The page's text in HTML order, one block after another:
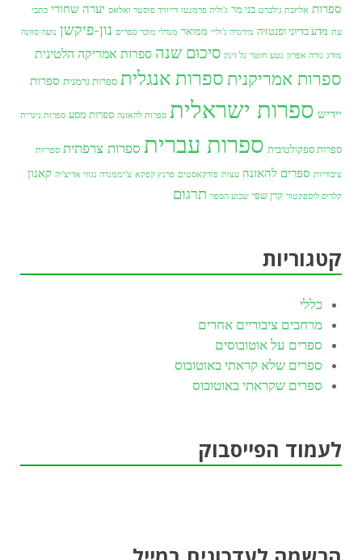
ספרות אליזבת גילברט בני מר ג'וליה פרמנטו דייוויד פוסטר ואלאס יערה שחורי כתבי
עת מדע בדיוני ופנטזיה מירנדה ג'וליי ממואר מנדלי מוכר ספרים נון-פיקשן נועה סוזנה
מורג נורה אפרון נטע חוטר נל זינק סיכום שנה ספרות אמריקה הלטינית
ספרות אמריקנית ספרות אנגלית ספרות גרמנית ספרות
יידיש ספרות ישראלית ספרות להאזנה ספרות מסע ספרות ניגרית
ספרות ספקולטיבית ספרות עברית ספרות צרפתית ספריות
ציבוריות ספרים להאזנה עצות פודקאסטים פרנץ קפקא צ'יממנדה נגוזי אדיצ'יה קאנון
קלריס ליספקטור קרן שפי שבוע הספר תרגום
קטגוריות
כללי
מרחבים ציבוריים אחרים
ספרים על אוטובוסים
ספרים שלא קראתי באוטובוס
ספרים שקראתי באוטובוס
לעמוד הפייסבוק